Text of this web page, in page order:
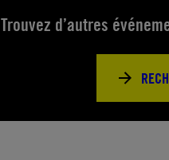
Trouvez d’autres